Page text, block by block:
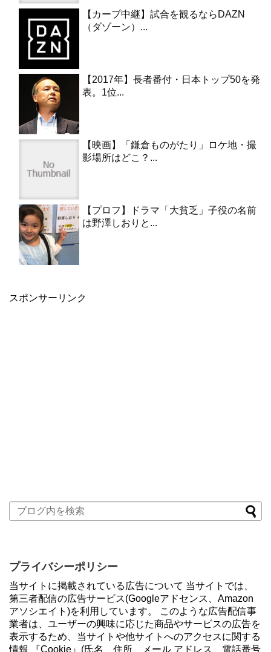
【カープ中継】試合を観るならDAZN
（ダゾーン）...
【2017年】長者番付・日本トップ50を発
表。1位...
【映画】「鎌倉ものがたり」ロケ地・撮
影場所はどこ？...
【プロフ】ドラマ「大貧乏」子役の名前
は野澤しおりと...
スポンサーリンク
プライバシーポリシー
当サイトに掲載されている広告について 当サイトでは、
第三者配信の広告サービス(Googleアドセンス、Amazon
アソシエイト)を利用しています。 このような広告配信事
業者は、ユーザーの興味に応じた商品やサービスの広告を
表示するため、当サイトや他サイトへのアクセスに関する
情報 『Cookie』(氏名、住所、メール アドレス、電話番号